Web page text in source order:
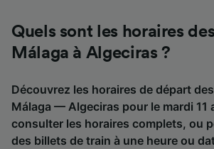
Quels sont les horaires
Málaga à Algeciras ?
Découvrez les horaires de départ
Málaga — Algeciras pour le mardi 11
consulter les horaires complets, ou
des billets de train à une heure ou